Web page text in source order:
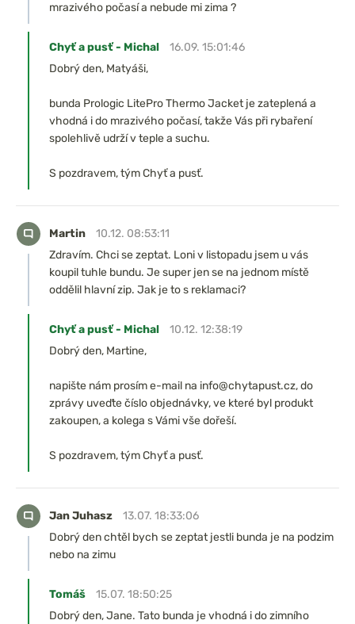
mrazivého počasí a nebude mi zima ?
Chyť a pusť - Michal
16.09. 15:01:46
Dobrý den, Matyáši,
bunda Prologic LitePro Thermo Jacket je zateplená a
vhodná i do mrazivého počasí, takže Vás při rybaření
spolehlivě udrží v teple a suchu.
S pozdravem, tým Chyť a pusť.
Martin
10.12. 08:53:11
Zdravím. Chci se zeptat. Loni v listopadu jsem u vás
koupil tuhle bundu. Je super jen se na jednom místě
oddělil hlavní zip. Jak je to s reklamaci?
Chyť a pusť - Michal
10.12. 12:38:19
Dobrý den, Martine,
napište nám prosím e-mail na info@chytapust.cz, do
zprávy uveďte číslo objednávky, ve které byl produkt
zakoupen, a kolega s Vámi vše dořeší.
S pozdravem, tým Chyť a pusť.
Jan Juhasz
13.07. 18:33:06
Dobrý den chtěl bych se zeptat jestli bunda je na podzim
nebo na zimu
Tomáš
15.07. 18:50:25
Dobrý den, Jane. Tato bunda je vhodná i do zimního